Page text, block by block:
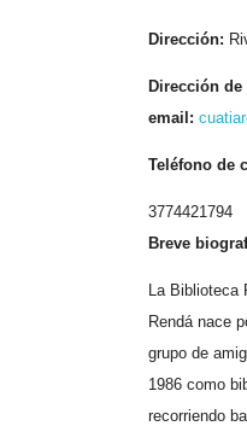
Dirección:
Dirección de
email:
Teléfono de
3774421794
Breve
La Biblioteca
Rendá nace
grupo de
1986 como
recorriendo